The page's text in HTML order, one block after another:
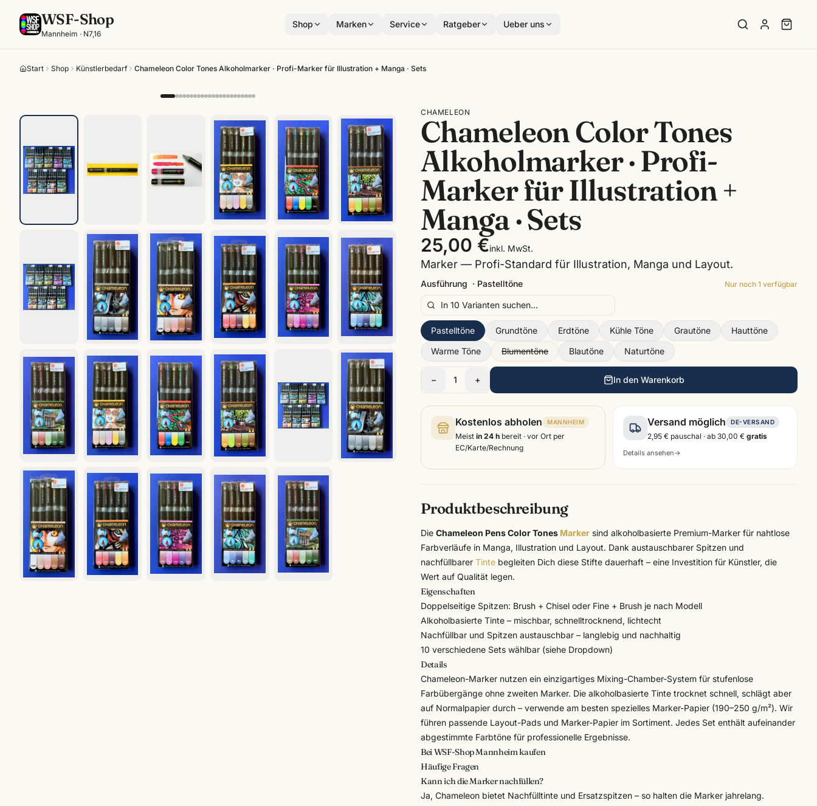
WSF-Shop
Mannheim · N7,16
Shop Marken Service Ratgeber Ueber uns
Start Shop Künstlerbedarf Chameleon Color Tones Alkoholmarker · Profi-Marker für Illustration + Manga · Sets
CHAMELEON
Chameleon Color Tones
Alkoholmarker · Profi-
Marker für Illustration +
Manga · Sets
25,00 €inkl. MwSt.
Marker — Profi-Standard für Illustration, Manga und Layout.
Ausführung · Pastelltöne Nur noch 1 verfügbar
Pastelltöne Grundtöne Erdtöne Kühle Töne Grautöne
Hauttöne
Warme Töne
Blumentöne Blautöne Naturtöne
− 1 + In den Warenkorb
Kostenlos abholen MANNHEIM
Meist in 24 h bereit · vor Ort per
EC/Karte/Rechnung
Versand möglich DE-VERSAND
2,95 € pauschal · ab 30,00 € gratis
Details ansehen→
Produktbeschreibung
Die Chameleon Pens Color Tones Marker sind alkoholbasierte Premium-Marker für nahtlose
Farbverläufe in Manga, Illustration und Layout. Dank austauschbarer Spitzen und
nachfüllbarer Tinte begleiten Dich diese Stifte dauerhaft – eine Investition für Künstler, die
Wert auf Qualität legen.
Eigenschaften
Doppelseitige Spitzen: Brush + Chisel oder Fine + Brush je nach Modell
Alkoholbasierte Tinte – mischbar, schnelltrocknend, lichtecht
Nachfüllbar und Spitzen austauschbar – langlebig und nachhaltig
10 verschiedene Sets wählbar (siehe Dropdown)
Details
Chameleon-Marker nutzen ein einzigartiges Mixing-Chamber-System für stufenlose
Farbübergänge ohne zweiten Marker. Die alkoholbasierte Tinte trocknet schnell, schlägt aber
auf Normalpapier durch – verwende am besten spezielles Marker-Papier (190–250 g/m²). Wir
führen passende Layout-Pads und Marker-Papier im Sortiment. Jedes Set enthält aufeinander
abgestimmte Farbtöne für professionelle Ergebnisse.
Bei WSF-Shop Mannheim kaufen
Häufige Fragen
Kann ich die Marker nachfüllen?
Ja, Chameleon bietet Nachfülltinte und Ersatzspitzen – so halten die Marker jahrelang.